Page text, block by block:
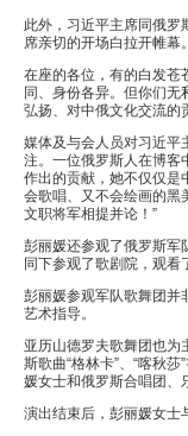
此外，习近平主席同俄罗
席亲切的开场白拉开帷幕。
在座的各位，有的白发苍
同、身份各异。但你们
弘扬、对中俄文化交流的
媒体及与会人员对习近平
注。一位俄罗斯人在博客
作出的贡献，她不仅仅是
会歌唱、又不会绘画的黑
文职将军相提并论！”
彭丽媛还参观了俄罗斯军
同下参观了歌剧院，观看
彭丽媛参观军队歌舞团并
艺术指导。
亚历山德罗夫歌舞团也为
斯歌曲“格林卡”、“喀秋
媛女士和俄罗斯合唱团、
演出结束后，彭丽媛女士